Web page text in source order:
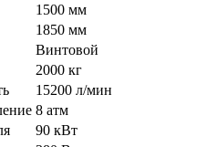
1500 мм
1850 мм
Винтовой
2000 кг
15200 л/мин
8 атм
90 кВт